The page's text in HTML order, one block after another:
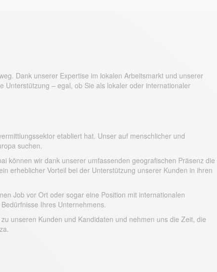
Dank unserer Expertise im lokalen Arbeitsmarkt und unserer
Unterstützung – egal, ob Sie als lokaler oder internationaler
etabliert hat. Unser auf menschlicher und
suchen.
können wir dank unserer umfassenden geografischen Präsenz die
erheblicher Vorteil bei der Unterstützung unserer Kunden in ihren
Job vor Ort oder sogar eine Position mit internationalen
Ihres Unternehmens.
unseren Kunden und Kandidaten und nehmen uns die Zeit, die